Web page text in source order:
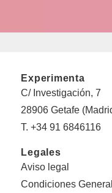
Experimenta
C/ Investigación, 7
28906 Getafe
T. +34 91 6846116
Legales
Aviso legal
Condiciones